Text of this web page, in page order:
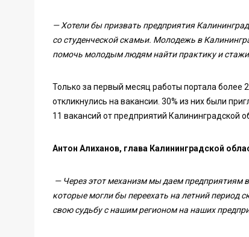
— Хотели бы призвать предприятия
со студенческой скамьи. Молодежь в
помочь молодым людям найти практику и
Только за первый месяц работы портала более
откликнулись на вакансии. 30% из них были
11 вакансий от предприятий Калининградской
Антон Алиханов, глава Калининградской
— Через этот механизм мы даем предприятиям
которые могли бы переехать на летний период
свою судьбу с нашим регионом на наших